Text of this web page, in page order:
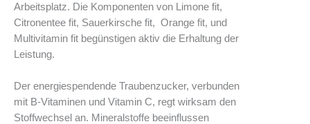
Arbeitsplatz. Die Komponenten von Limone fit,
Citronentee fit, Sauerkirsche fit, Orange fit, und
Multivitamin fit begünstigen aktiv die Erhaltung der
Leistung.
Der energiespendende Traubenzucker, verbunden
mit B-Vitaminen und Vitamin C, regt wirksam den
Stoffwechsel an. Mineralstoffe beeinflussen